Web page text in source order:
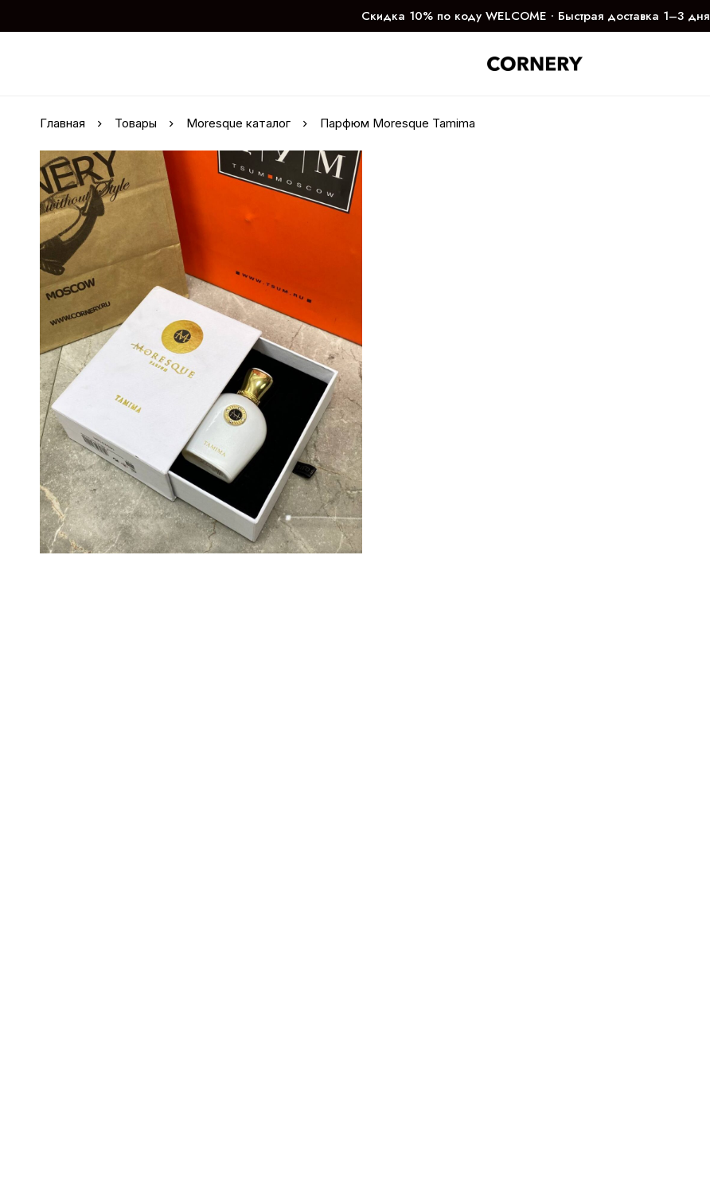
Скидка 10% по коду WELCOME ∙ Быстрая доставка 1–3 дня
Главная Товары Moresque каталог Парфюм Moresque Tamima